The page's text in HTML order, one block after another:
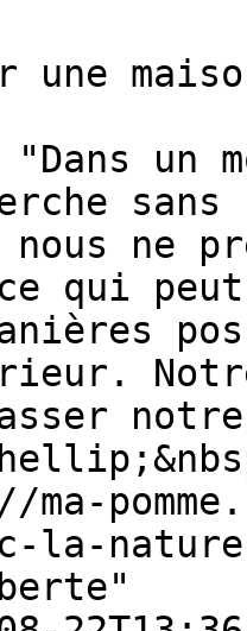
un
ne
qui
la-